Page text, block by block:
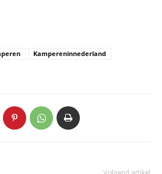
Kampereninnederland